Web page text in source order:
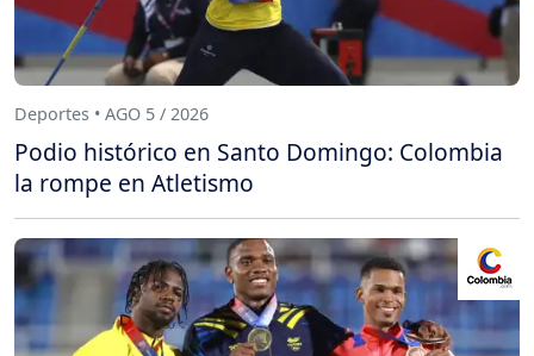
Deportes • AGO 5 / 2026
Podio histórico en Santo Domingo: Colombia
la rompe en Atletismo